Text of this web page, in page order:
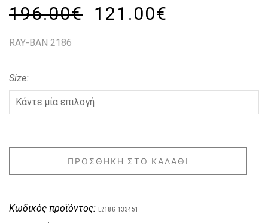
196.00€ 121.00€
RAY-BAN 2186
Size
ΠΡΟΣΘΉΚΗ ΣΤΟ ΚΑΛΆΘΙ
Κωδικός προϊόντος: E2186-133451